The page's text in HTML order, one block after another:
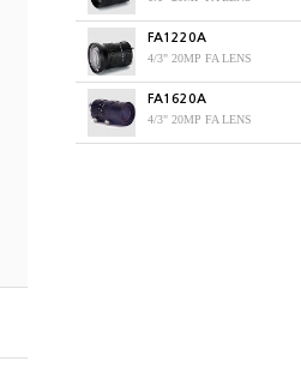
FA1220A
4/3" 20MP FA LENS
FA1620A
4/3" 20MP FA LENS